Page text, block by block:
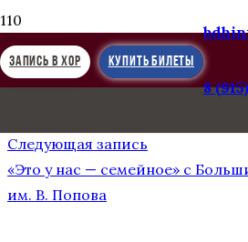
ЗАПИСЬ В ХОР КУПИТЬ БИЛЕТЫ
8
Предыдущая запись
Следующая запись
«Это у нас — семейное» с
им. В. Попова